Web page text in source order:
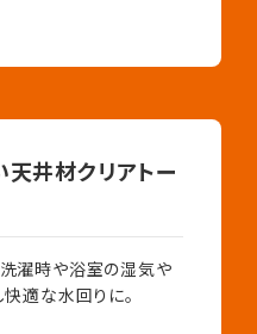
井材クリアトー
濯時や浴室の湿気や
適な水回りに。